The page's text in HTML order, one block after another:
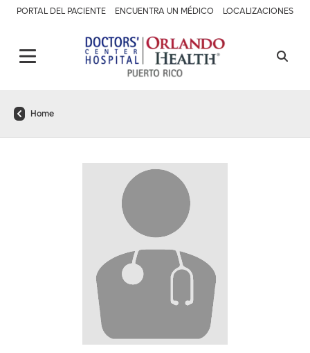
PORTAL DEL PACIENTE ENCUENTRA UN MÉDICO LOCALIZACIONES
Home